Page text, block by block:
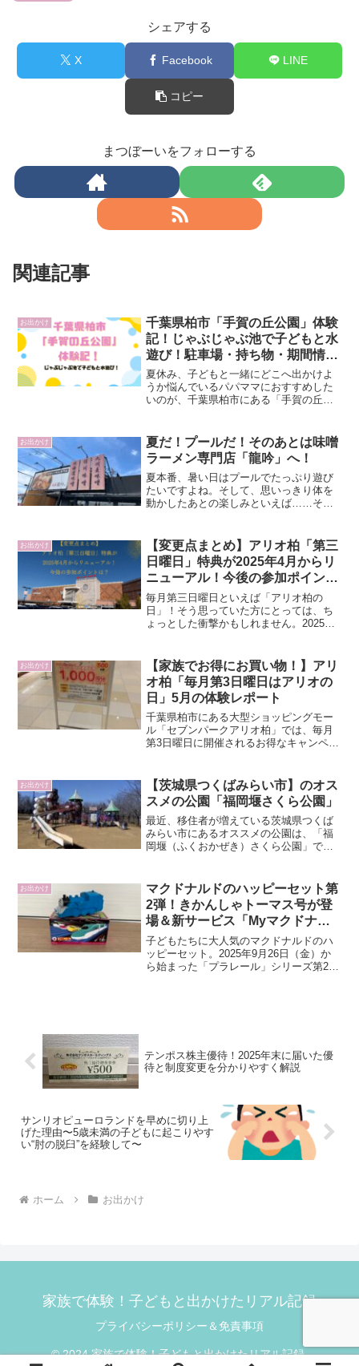
シェアする
X Facebook LINE
コピー
まつぼーいをフォローする
関連記事
お出かけ
千葉県柏市「手賀の丘公園」体験
記！じゃぶじゃぶ池で子どもと水
遊び！駐車場・持ち物・期間情報
まとめ
夏休み、子どもと一緒にどこへ出かけよ
うか悩んでいるパパママにおすすめした
いのが、千葉県柏市にある「手賀の丘公
水遊びを楽しめる環境が整っており、赤
ちゃんから小学生低学年ま...
お出かけ
夏だ！プールだ！そのあとは味噌
ラーメン専門店「龍吟」へ！
夏本番、暑い日はプールでたっぷり遊び
たいですよね。そして、思いっきり体を
動かしたあとの楽しみといえば……そ
吟（りゅうぎん）」の体験をレポートし
ます。味噌ラーメン好きはも...
お出かけ
【変更点まとめ】アリオ柏「第三
日曜日」特典が2025年4月からリ
ニューアル！今後の参加ポイント
は？
毎月第三日曜日といえば「アリオ柏の
日」！そう思っていた方にとっては、ち
ょっとした衝撃かもしれません。2025年4
でと大きく変更されたことがわかりまし
た。今回は、そ...
お出かけ
【家族でお得にお買い物！】アリ
オ柏「毎月第3日曜日はアリオの
日」5月の体験レポート
千葉県柏市にある大型ショッピングモー
ル「セブンパークアリオ柏」では、毎月
第3日曜日に開催されるお得なキャンペー
ンを楽しみにしていて、今月5月も家族で
訪れてきました。今回...
お出かけ
【茨城県つくばみらい市】のオス
スメの公園「福岡堰さくら公園」
最近、移住者が増えている茨城県つくば
みらい市にあるオススメの公園は、「福
岡堰（ふくおかぜき）さくら公園」で
入口」などの道路標識が見当たらず、少
し分かりづらいと感じました...
お出かけ
マクドナルドのハッピーセット第
2弾！きかんしゃトーマス号が登
場＆新サービス「Myマクドナル
ド リワード」もスタート
子どもたちに大人気のマクドナルドのハ
ッピーセット。2025年9月26日（金）か
ら始まった「プラレール」シリーズ第2弾
テンポス株主優待！2025年末に届いた優
待と制度変更を分かりやすく解説
サンリオピューロランドを早めに切り上
げた理由〜5歳未満の子どもに起こりやす
い“肘の脱臼”を経験して〜
ホーム お出かけ
家族で体験！子どもと出かけたリアル記録
プライバシーポリシー＆免責事項
© 2024 家族で体験！子どもと出かけたリアル記録.